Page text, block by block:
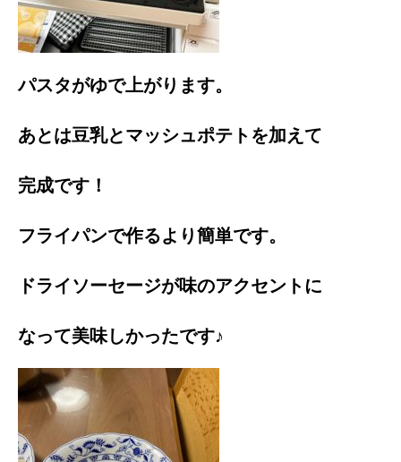
パスタがゆで上がります。
あとは豆乳とマッシュポテトを加えて
完成です！
フライパンで作るより簡単です。
ドライソーセージが味のアクセントに
なって美味しかったです♪